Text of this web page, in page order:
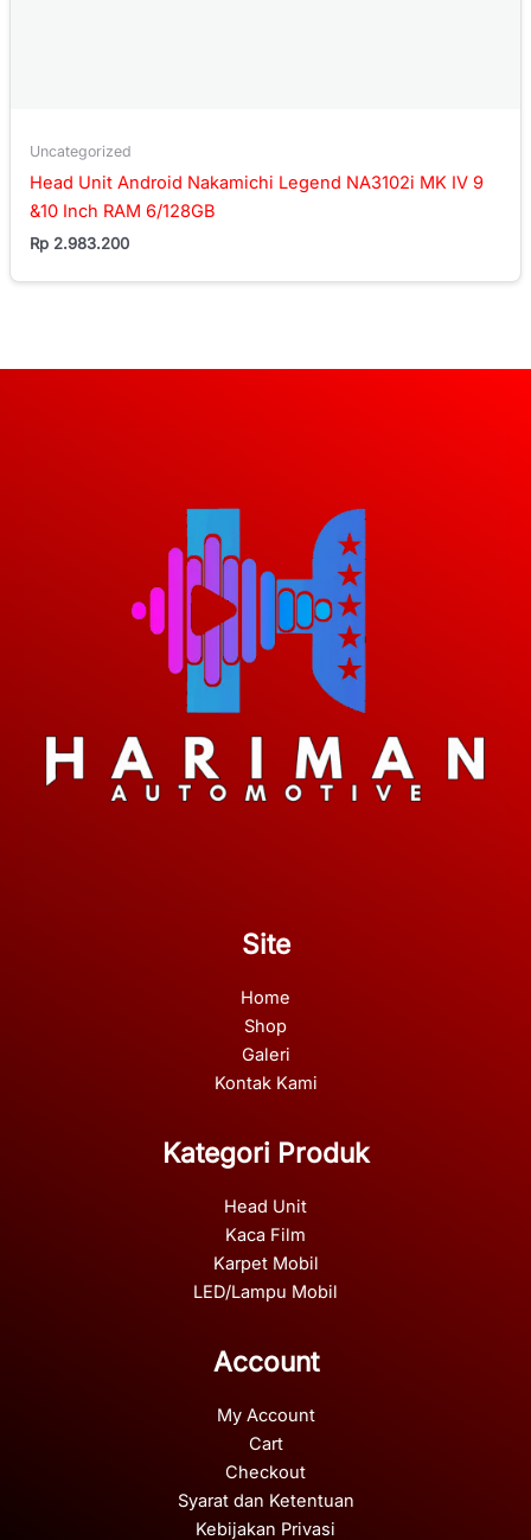
Uncategorized
Head Unit Android Nakamichi Legend NA3102i MK IV 9
&10 Inch RAM 6/128GB
Rp 2.983.200
Site
Home
Shop
Galeri
Kontak Kami
Kategori Produk
Head Unit
Kaca Film
Karpet Mobil
LED/Lampu Mobil
Account
My Account
Cart
Checkout
Syarat dan Ketentuan
Kebijakan Privasi